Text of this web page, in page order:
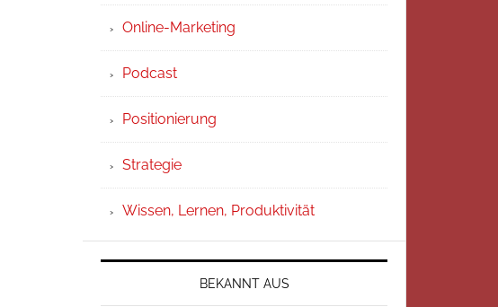
Online-Marketing
Podcast
Positionierung
Strategie
Wissen, Lernen, Produktivität
BEKANNT AUS